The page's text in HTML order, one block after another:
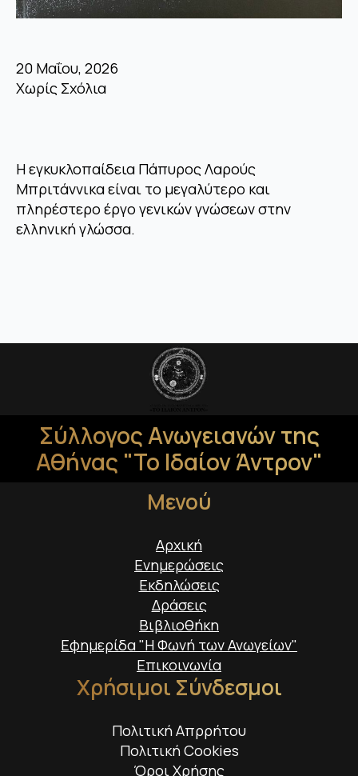
20 Μαΐου, 2026
Χωρίς Σχόλια
Η εγκυκλοπαίδεια Πάπυρος Λαρούς
Μπριτάννικα είναι το μεγαλύτερο και
πληρέστερο έργο γενικών γνώσεων στην
ελληνική γλώσσα.
Σύλλογος Ανωγειανών της
Αθήνας "Το Ιδαίον Άντρον"
Μενού
Αρχική
Ενημερώσεις
Εκδηλώσεις
Δράσεις
Βιβλιοθήκη
Εφημερίδα "Η Φωνή των Ανωγείων"
Επικοινωνία
Χρήσιμοι Σύνδεσμοι
Πολιτική Απρρήτου
Πολιτική Cookies
Όροι Χρήσης